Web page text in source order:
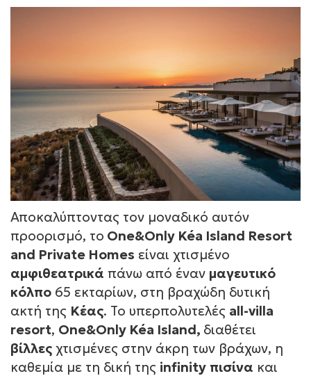
Αποκαλύπτοντας τον μοναδικό αυτόν
προορισμό, το One&Only Kéa Island Resort
and Private Homes είναι χτισμένο
αμφιθεατρικά πάνω από έναν μαγευτικό
κόλπο 65 εκταρίων, στη βραχώδη δυτική
ακτή της Κέας. Το υπερπολυτελές all-villa
resort, One&Only Kéa Island, διαθέτει
βίλλες χτισμένες στην άκρη των βράχων, η
καθεμία με τη δική της infinity πισίνα και